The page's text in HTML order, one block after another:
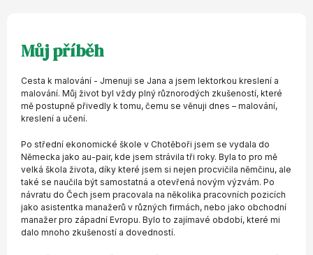
Můj příběh
Cesta k malování - Jmenuji se Jana a jsem lektorkou kreslení a
malování. Můj život byl vždy plný různorodých zkušeností, které
mě postupně přivedly k tomu, čemu se věnuji dnes – malování,
kreslení a učení.
Po střední ekonomické škole v Chotěboři jsem se vydala do
Německa jako au-pair, kde jsem strávila tři roky. Byla to pro mě
velká škola života, díky které jsem si nejen procvičila němčinu, ale
také se naučila být samostatná a otevřená novým výzvám. Po
návratu do Čech jsem pracovala na několika pracovních pozicích
jako asistentka manažerů v různých firmách, nebo jako obchodní
manažer pro západní Evropu. Bylo to zajímavé období, které mi
dalo mnoho zkušeností a dovedností.